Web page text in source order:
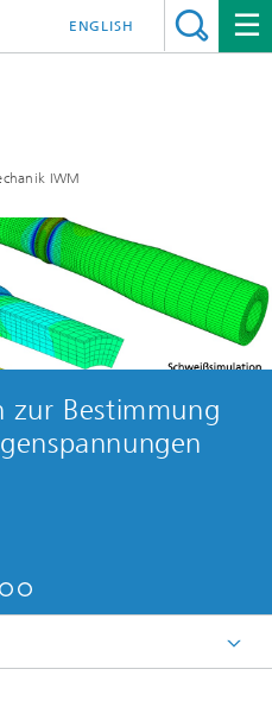
IWM
ENGLISH
zur Bestimmung